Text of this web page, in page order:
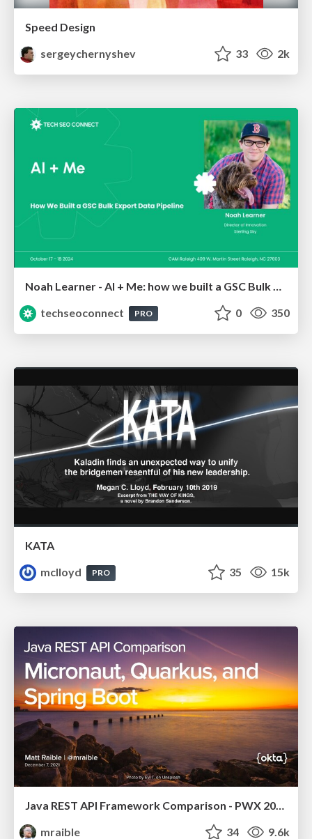
Speed Design
sergeychernyshev
33 2k
Noah Learner - AI + Me: how we built a GSC Bulk Export data pipeline
techseoconnect
PRO 0 350
KATA
mclloyd
PRO 35 15k
Java REST API Framework Comparison - PWX 2021
mraible
34 9.6k